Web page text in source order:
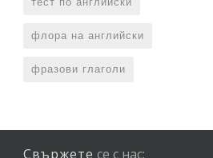
флора на английски
фразови глаголи
Свържете се с нас: